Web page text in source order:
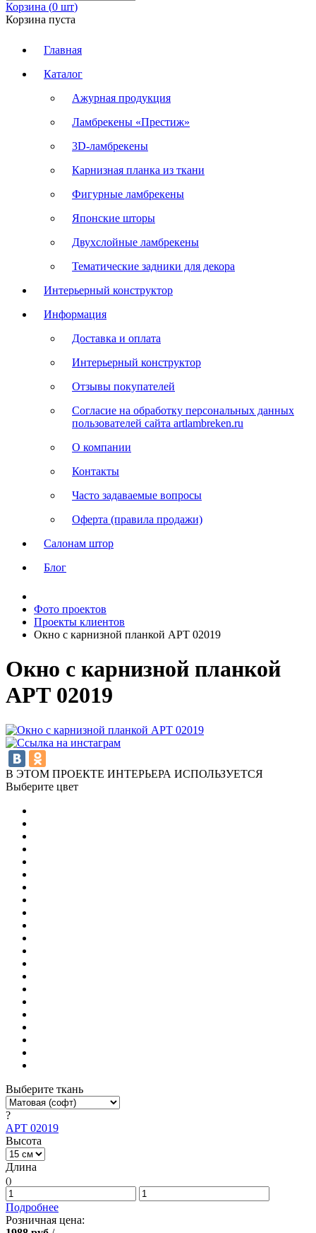
Корзина (0 шт)
Корзина пуста
Главная
Каталог
Ажурная продукция
Ламбрекены «Престиж»
3D-ламбрекены
Карнизная планка из ткани
Фигурные ламбрекены
Японские шторы
Двухслойные ламбрекены
Тематические задники для декора
Интерьерный конструктор
Информация
Доставка и оплата
Интерьерный конструктор
Отзывы покупателей
Согласие на обработку персональных данных
пользователей сайта artlambreken.ru
О компании
Контакты
Часто задаваемые вопросы
Оферта (правила продажи)
Салонам штор
Блог
Фото проектов
Проекты клиентов
Окно с карнизной планкой АРТ 02019
Окно с карнизной планкой
АРТ 02019
В ЭТОМ ПРОЕКТЕ ИНТЕРЬЕРА ИСПОЛЬЗУЕТСЯ
Выберите цвет
Выберите ткань
?
АРТ 02019
Высота
Длина
()
Подробнее
Розничная цена: